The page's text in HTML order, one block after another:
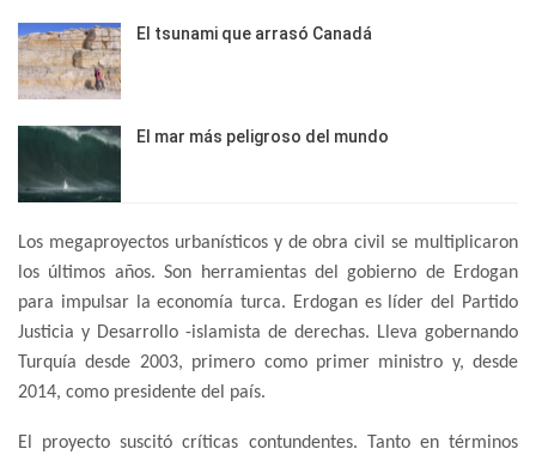
El tsunami que arrasó Canadá
El mar más peligroso del mundo
Los megaproyectos urbanísticos y de obra civil se multiplicaron
los últimos años. Son herramientas del gobierno de Erdogan
para impulsar la economía turca. Erdogan es líder del Partido
Justicia y Desarrollo -islamista de derechas. Lleva gobernando
Turquía desde 2003, primero como primer ministro y, desde
2014, como presidente del país.
El proyecto suscitó críticas contundentes. Tanto en términos